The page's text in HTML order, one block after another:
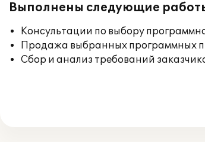
Выполнены следующие
Консультации по выбору
Продажа выбранных программных
Сбор и анализ требований